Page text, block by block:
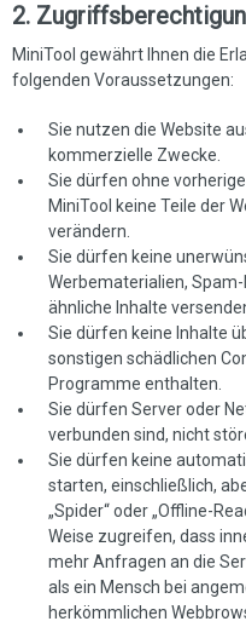
2.
MiniTool gewährt Ihnen die
folgenden Voraussetzungen:
Sie nutzen die Website
kommerzielle Zwecke.
Sie dürfen ohne
MiniTool keine Teile der
verändern.
Sie dürfen keine
Werbematerialien,
ähnliche Inhalte
Sie dürfen keine Inhalte
sonstigen schädlichen
Programme enthalten.
Sie dürfen Server oder
verbunden sind, nicht
Sie dürfen keine
starten, einschließlich,
„Spider“ oder „Offline-
Weise zugreifen, dass
mehr Anfragen an die
als ein Mensch bei
herkömmlichen